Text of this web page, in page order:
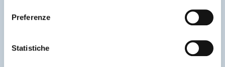
Preferenze
Statistiche